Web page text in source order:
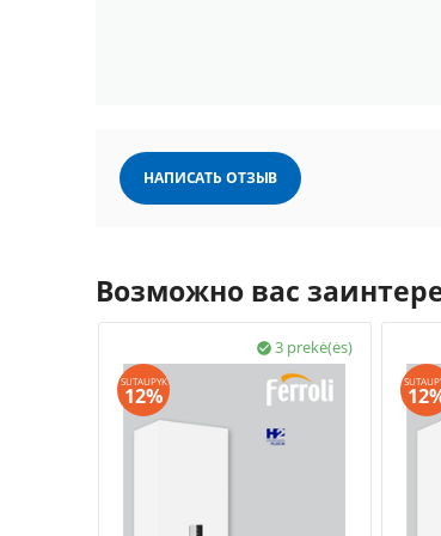
НАПИСАТЬ ОТЗЫВ
Возможно вас
3 prekė(ės)

SUTAUPYK
12%